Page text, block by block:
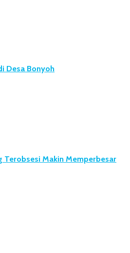
Desa Bonyoh
Terobsesi Makin Memperbesar